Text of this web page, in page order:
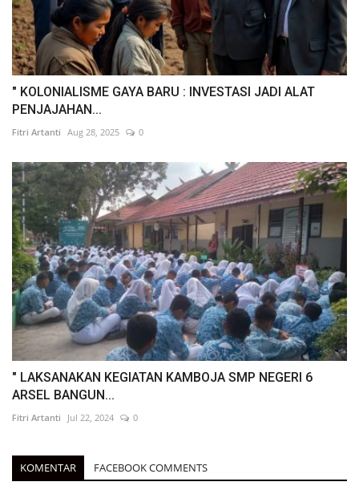
" KOLONIALISME GAYA BARU : INVESTASI JADI ALAT
PENJAJAHAN...
Fitri Artanti Aug 28, 2025 0
" LAKSANAKAN KEGIATAN KAMBOJA SMP NEGERI 6
ARSEL BANGUN...
Fitri Artanti Jul 22, 2024 0
KOMENTAR FACEBOOK COMMENTS